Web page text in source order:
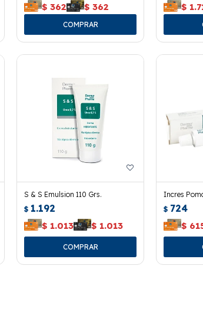
$ 362 $ 362 $
S & S Emulsion 110 Grs.
$ 1.192
$ 1.013 $ 1.013
Incres
$ 724
$